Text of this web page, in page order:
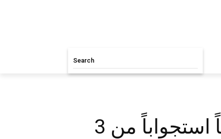
Search
داود معرفي يقدم رسمياً استجواباً من 3